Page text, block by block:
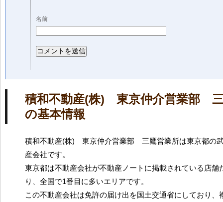
名前
積和不動産(株) 東京仲介営業部
の基本情報
積和不動産(株) 東京仲介営業部 三鷹営業所は東京都の
産会社です。
東京都は不動産会社が不動産ノートに掲載されている店舗
り、全国で1番目に多いエリアです。
この不動産会社は免許の届け出を国土交通省にしており、